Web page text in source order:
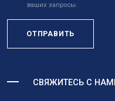
СВЯЖИТЕСЬ С
ваших запросы.
ОТПРАВИТЬ